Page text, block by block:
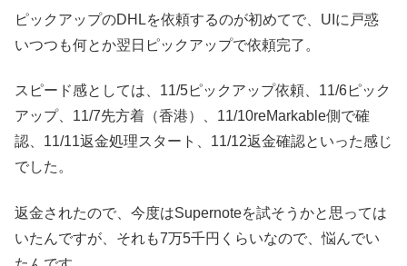
ピックアップのDHLを依頼するのが初めてで、UIに戸惑
いつつも何とか翌日ピックアップで依頼完了。
スピード感としては、11/5ピックアップ依頼、11/6ピック
アップ、11/7先方着（香港）、11/10reMarkable側で確
認、11/11返金処理スタート、11/12返金確認といった感じ
でした。
返金されたので、今度はSupernoteを試そうかと思っては
いたんですが、それも7万5千円くらいなので、悩んでい